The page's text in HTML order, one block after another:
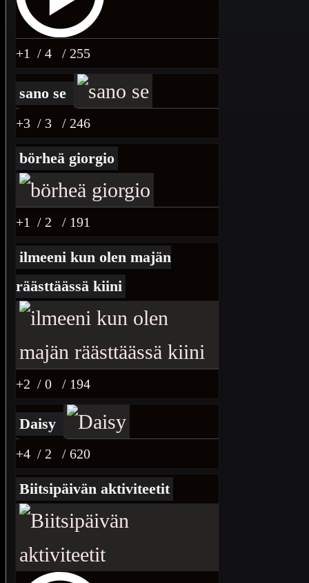
+1 / 4 / 255
sano se
+3 / 3 / 246
börheä giorgio
+1 / 2 / 191
ilmeeni kun olen majän
räästtäässä kiini
+2 / 0 / 194
Daisy
+4 / 2 / 620
Biitsipäivän aktiviteetit